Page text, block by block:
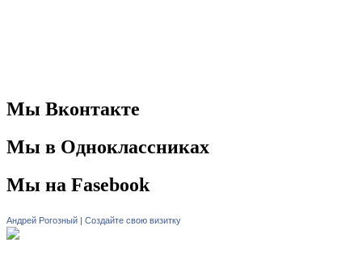
Мы Вконтакте
Мы в Одноклассниках
Мы на Fasebook
Андрей Рогозный | Создайте свою визитку